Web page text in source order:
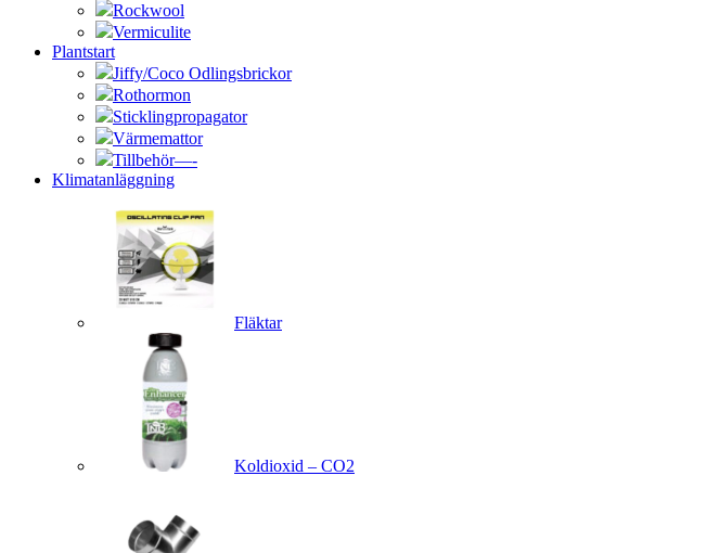
Rockwool
Vermiculite
Plantstart
Jiffy/Coco Odlingsbrickor
Rothormon
Sticklingpropagator
Värmemattor
Tillbehör—-
Klimatanläggning
Fläktar
Koldioxid – CO2